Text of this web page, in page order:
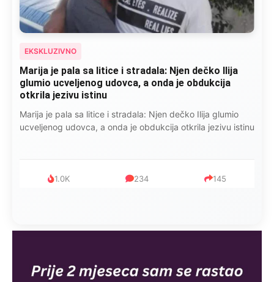
EKSKLUZIVNO
Marija je pala sa litice i stradala: Njen dečko Ilija
glumio ucveljenog udovca, a onda je obdukcija
otkrila jezivu istinu
Marija je pala sa litice i stradala: Njen dečko Ilija glumio
ucveljenog udovca, a onda je obdukcija otkrila jezivu istinu
1.0K 234 145